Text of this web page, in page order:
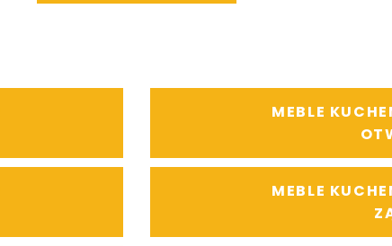
MEBLE
MEBLE